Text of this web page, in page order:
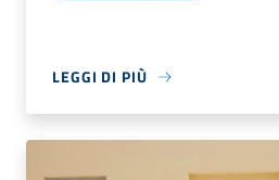
LEGGI DI PIÙ